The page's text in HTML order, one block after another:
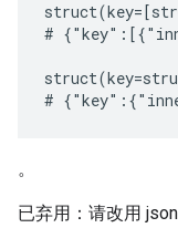
#
。
已弃用：请改用